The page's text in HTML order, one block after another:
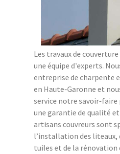
Les travaux de
une équipe d'experts.
entreprise de charpente
en Haute-Garonne et
service notre savoir-
une garantie de qualité
artisans couvreurs sont
l’installation des liteaux,
tuiles et de la